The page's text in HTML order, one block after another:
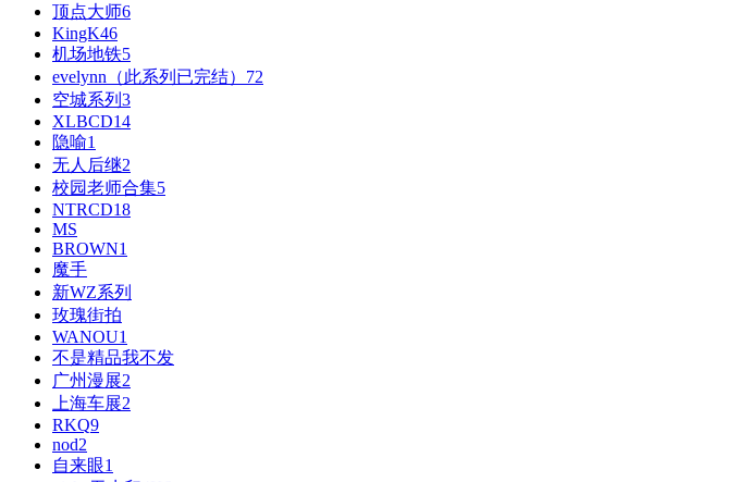
好消息限时66元升级VIP！赠送660街拍币，相当
点我升级VIP。
顶点大师6
KingK46
机场地铁5
evelynn（此系列已完结） 72
空城系列 3
XLBCD14
隐喻1
无人后继2
校园老师合集5
NTRCD18
MS
BROWN1
魔手
新WZ系列
玫瑰街拍
WANOU1
不是精品我不发
广州漫展2
上海车展2
RKQ9
nod2
自来眼1